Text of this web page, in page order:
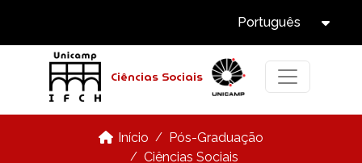
Select
Português
Ciências Sociais
Início
Pós-Graduação
Ciências Sociais